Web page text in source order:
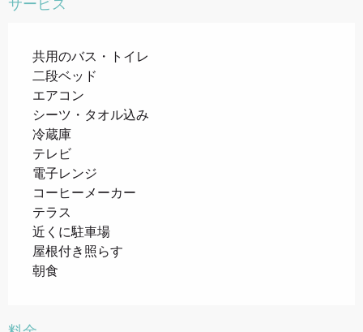
サービス
共用のバス・トイレ
二段ベッド
エアコン
シーツ・タオル込み
冷蔵庫
テレビ
電子レンジ
コーヒーメーカー
テラス
近くに駐車場
屋根付き照らす
朝食